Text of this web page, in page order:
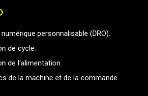
personnalisable (DRO).
de cycle.
de l‘alimentation.
de la machine et de la commande